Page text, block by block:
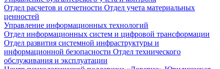
Отдел расчетов и отчетности Отдел учета материальных
ценностей
Управление информационных технологий
Отдел информационных систем и цифровой трансформации
Отдел развития системной инфраструктуры и
информационной безопасности Отдел технического
обслуживания и эксплуатации